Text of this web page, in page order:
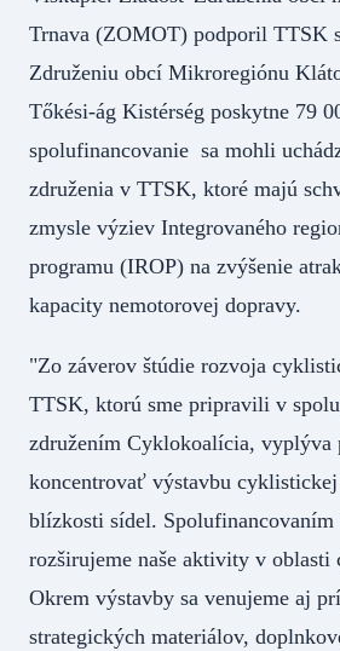
Trnava (ZOMOT) podporil TTSK
Združeniu obcí Mikroregiónu
Tőkési-ág Kistérség poskytne 79
spolufinancovanie sa mohli
združenia v TTSK, ktoré majú
zmysle výziev Integrovaného
programu (IROP) na zvýšenie
kapacity nemotorovej dopravy.
"Zo záverov štúdie rozvoja
TTSK, ktorú sme pripravili v
združením Cyklokoalícia, vyplýva
koncentrovať výstavbu
blízkosti sídel.
rozširujeme naše aktivity v oblasti
Okrem výstavby sa venujeme aj
strategických materiálov,